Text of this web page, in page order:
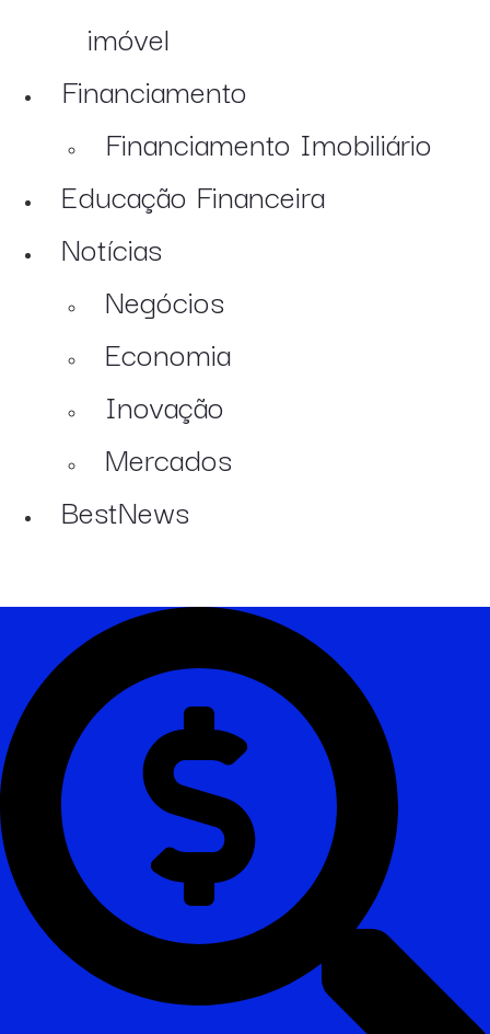
imóvel
Financiamento
Financiamento Imobiliário
Educação Financeira
Notícias
Negócios
Economia
Inovação
Mercados
BestNews